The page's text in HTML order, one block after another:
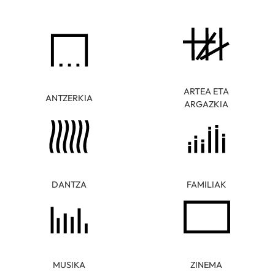
ANTZERKIA
ARTEA ETA
ARGAZKIA
DANTZA FAMILIAK
MUSIKA ZINEMA